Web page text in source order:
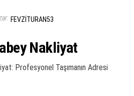
FEVZITURAN53
Nakliyat
Profesyonel Taşımanın Adresi